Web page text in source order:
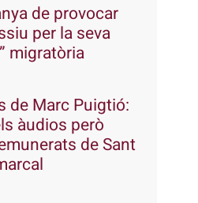
de provocar
per la seva
migratòria
de Marc Puigtió:
àudios però
de Sant